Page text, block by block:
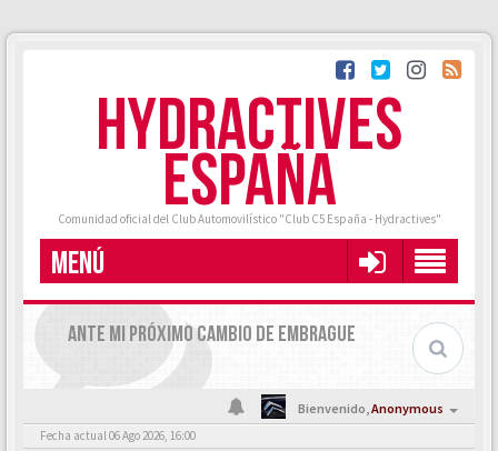
HYDRACTIVES
ESPAÑA
Comunidad oficial del Club Automovilístico "Club C5 España - Hydractives"
MENÚ
ANTE MI PRÓXIMO CAMBIO DE EMBRAGUE
Bienvenido,Anonymous
Fecha actual 06 Ago 2026, 16:00